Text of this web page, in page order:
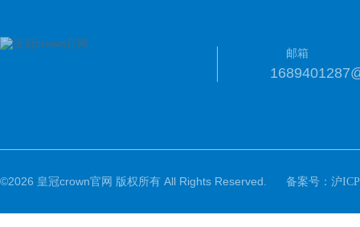
邮箱
©2026 皇冠crown官网 版权所有 All Rights Reserved. 备案号： 沪